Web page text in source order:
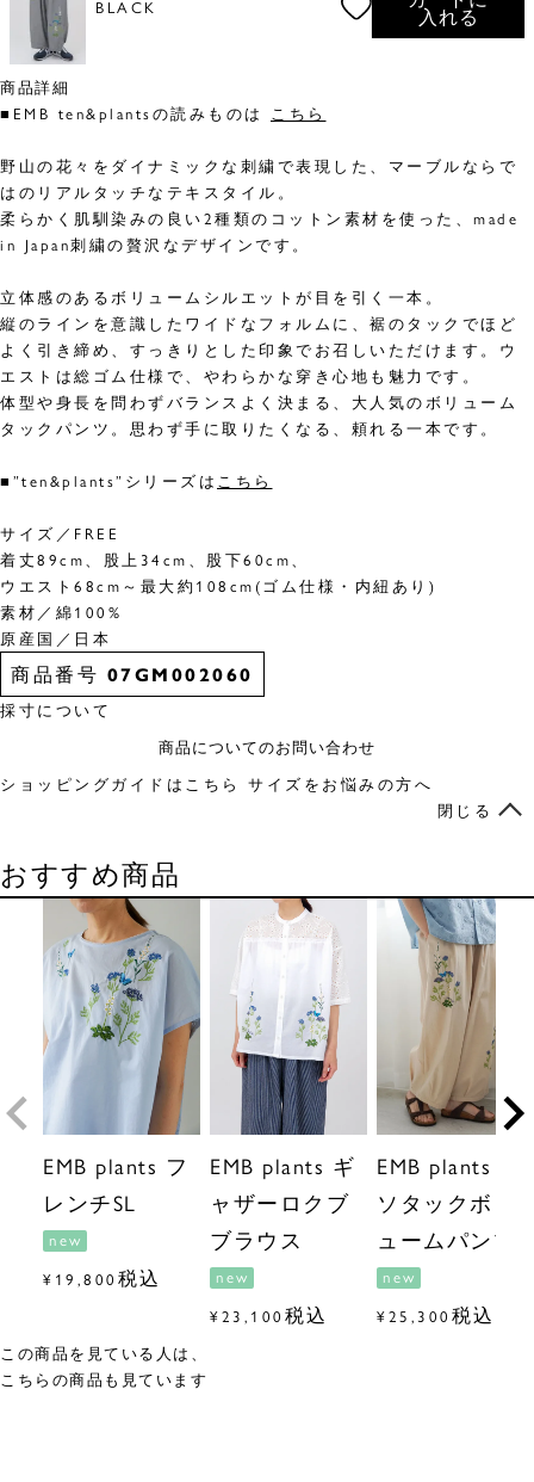
BLACK
入れる
商品詳細
■EMB ten&plantsの読みものは
こちら
野山の花々をダイナミックな刺繍で表現した、マーブルならで
はのリアルタッチなテキスタイル。
柔らかく肌馴染みの良い2種類のコットン素材を使った、made
in Japan刺繍の贅沢なデザインです。
立体感のあるボリュームシルエットが目を引く一本。
縦のラインを意識したワイドなフォルムに、裾のタックでほど
よく引き締め、すっきりとした印象でお召しいただけます。ウ
エストは総ゴム仕様で、やわらかな穿き心地も魅力です。
体型や身長を問わずバランスよく決まる、大人気のボリューム
タックパンツ。思わず手に取りたくなる、頼れる一本です。
■”ten&plants”シリーズは こちら
サイズ／FREE
着丈89cm、股上34cm、股下60cm、
ウエスト68cm～最大約108cm(ゴム仕様・内紐あり)
素材／綿100%
原産国／日本
商品番号 07GM002060
採寸について
商品についてのお問い合わせ
ショッピングガイドはこちら サイズをお悩みの方へ
閉じる
おすすめ商品
EMB plants フ
レンチSL
new
¥ 19,800 税込
EMB plants ギ
ャザーロクブ
ブラウス
new
¥23,100 税込
EMB plants ス
ソタックボリ
ュームパンツ
new
¥25,300 税込
この商品を見ている人は、
こちらの商品も見ています